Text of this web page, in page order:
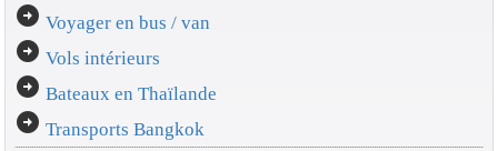
arrow_circle_right Voyager en bus / van
arrow_circle_right Vols intérieurs
arrow_circle_right Bateaux en Thaïlande
arrow_circle_right Transports Bangkok